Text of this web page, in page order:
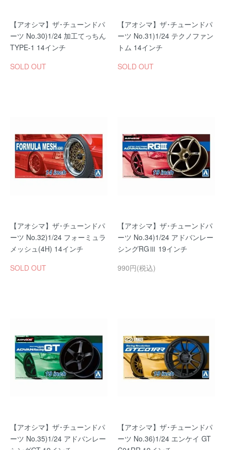
【アオシマ】ザ･チューンドパ
ーツ No.30)1/24 加工てっちん
TYPE-1 14インチ
SOLD OUT
【アオシマ】ザ･チューンドパ
ーツ No.31)1/24 テクノファン
トム 14インチ
SOLD OUT
【アオシマ】ザ･チューンドパ
ーツ No.32)1/24 フォーミュラ
メッシュ(4H) 14インチ
SOLD OUT
【アオシマ】ザ･チューンドパ
ーツ No.34)1/24 アドバンレー
シングRGⅢ 19インチ
990円(税込)
【アオシマ】ザ･チューンドパ
ーツ No.35)1/24 アドバンレー
【アオシマ】ザ･チューンドパ
ーツ No.36)1/24 エンケイ GT